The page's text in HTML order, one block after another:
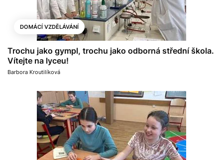
DOMÁCÍ VZDĚLÁVÁNÍ
Trochu jako gympl, trochu jako odborná střední škola.
Vítejte na lyceu!
Barbora Kroutilíková